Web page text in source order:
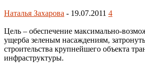
Наталья Захарова - 19.07.2011 4
Цель – обеспечение максимально-
ущерба зеленым насаждениям,
строительства крупнейшего объекта
инфраструктуры.